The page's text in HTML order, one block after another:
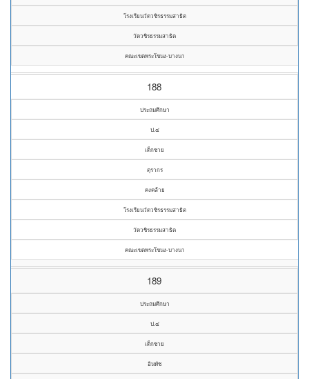
โรงเรียนวัดวชิรธรรมสาธิต
วัดวชิรธรรมสาธิต
คณะเขตพระโขนง-บางนา
188
ประถมศึกษา
ป.๔
เด็กชาย
ตุรากร
คงคล้าย
โรงเรียนวัดวชิรธรรมสาธิต
วัดวชิรธรรมสาธิต
คณะเขตพระโขนง-บางนา
189
ประถมศึกษา
ป.๔
เด็กชาย
อินทัช